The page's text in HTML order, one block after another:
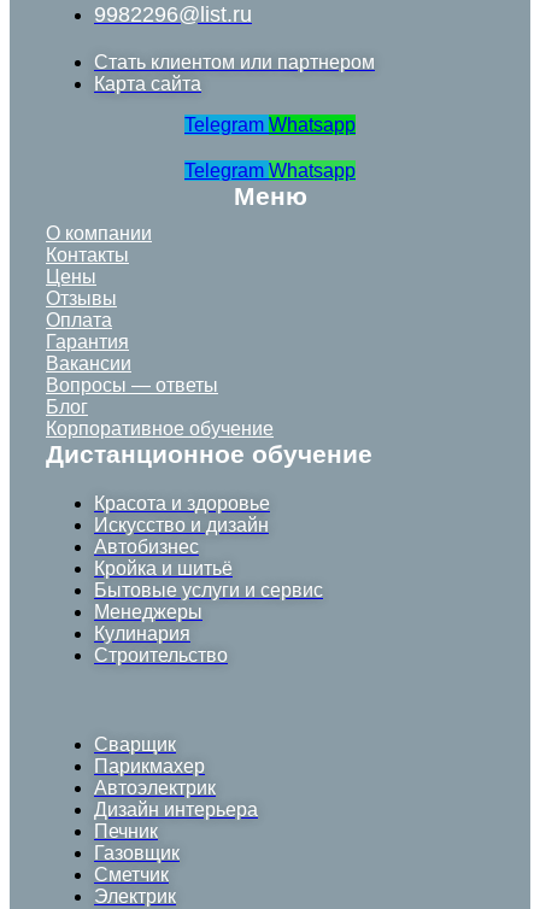
9982296@list.ru
Стать клиентом или партнером
Карта сайта
Telegram Whatsapp
Telegram Whatsapp
Меню
О компании
Контакты
Цены
Отзывы
Оплата
Гарантия
Вакансии
Вопросы — ответы
Блог
Корпоративное обучение
Дистанционное обучение
Красота и здоровье
Искусство и дизайн
Автобизнес
Кройка и шитьё
Бытовые услуги и сервис
Менеджеры
Кулинария
Строительство
Сварщик
Парикмахер
Автоэлектрик
Дизайн интерьера
Печник
Газовщик
Сметчик
Электрик